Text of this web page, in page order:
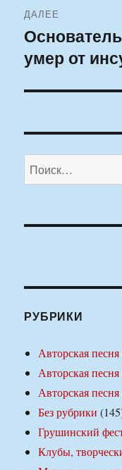
ДАЛЕЕ
Следующая
запись:
умер от
Искать:
РУБРИКИ
Авторская
Авторская
Авторская
Без рубрики
Грушинский
Клубы,